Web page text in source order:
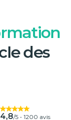
des
4,8/5 - 1200 avis